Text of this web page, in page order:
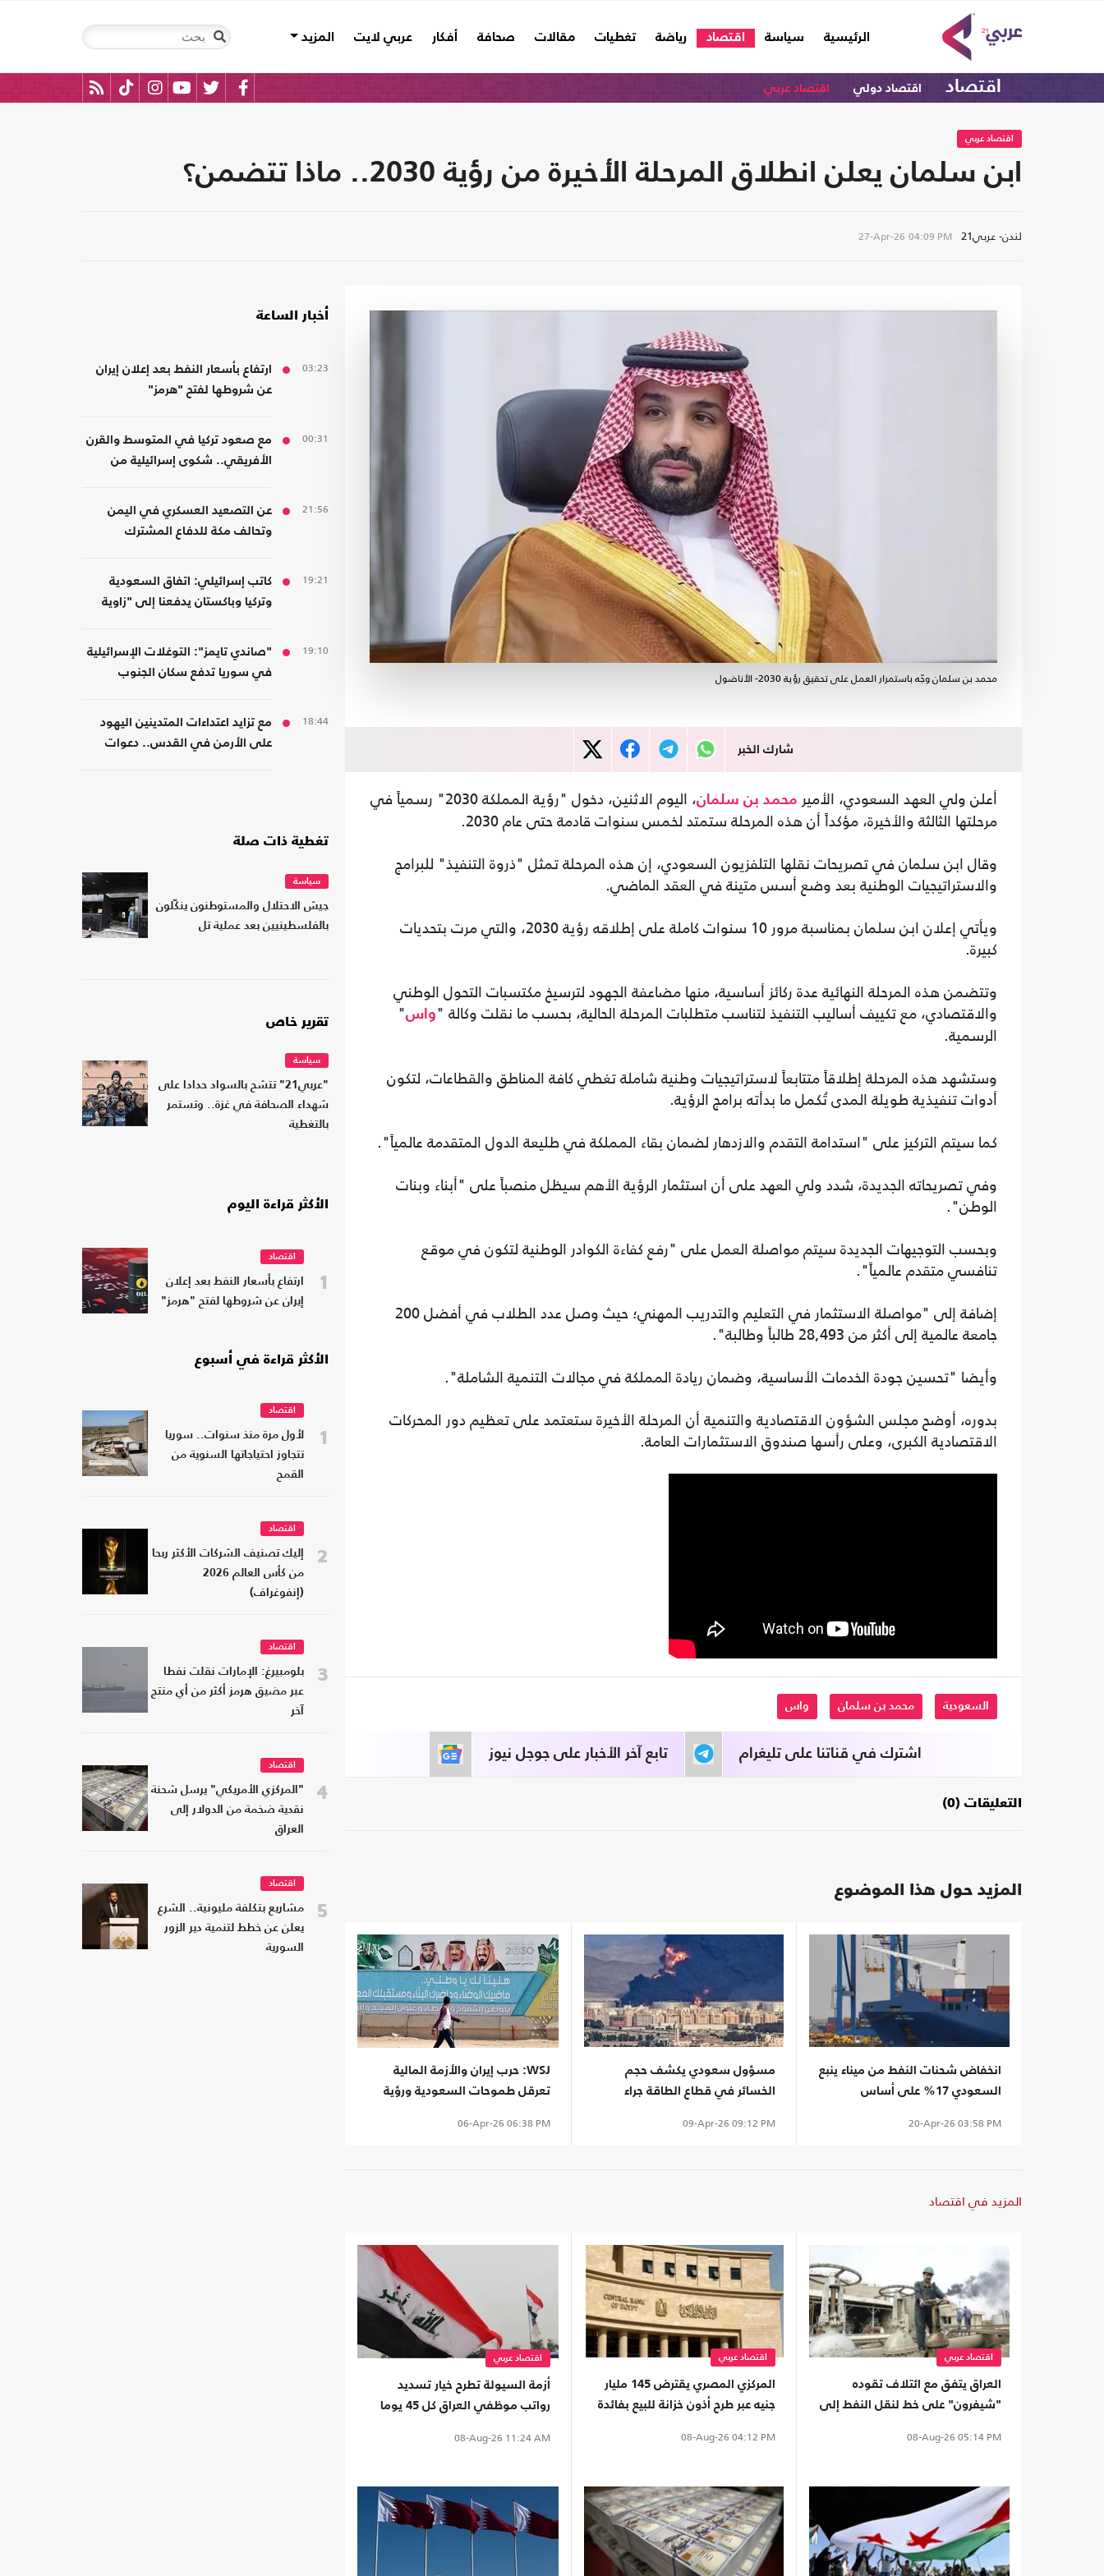
الرئيسية
(current) سياسة اقتصاد رياضة تغطيات مقالات صحافة أفكار عربي لايت المزيد
اقتصاد اقتصاد دولي اقتصاد عربي
اقتصاد عربي
ابن سلمان يعلن انطلاق المرحلة الأخيرة من رؤية 2030.. ماذا تتضمن؟
لندن- عربي21 27-Apr-26 04:09 PM
محمد بن سلمان وجّه باستمرار العمل على تحقيق رؤية 2030- الأناضول
شارك الخبر
أعلن ولي العهد السعودي، الأمير محمد بن سلمان
، اليوم الاثنين، دخول "رؤية المملكة 2030" رسمياً في
مرحلتها الثالثة والأخيرة، مؤكداً أن هذه المرحلة ستمتد لخمس سنوات قادمة حتى عام 2030.
وقال ابن سلمان في تصريحات نقلها التلفزيون السعودي، إن هذه المرحلة تمثل "ذروة التنفيذ" للبرامج
والاستراتيجيات الوطنية بعد وضع أسس متينة في العقد الماضي.
ويأتي إعلان ابن سلمان بمناسبة مرور 10 سنوات كاملة على إطلاقه رؤية 2030، والتي مرت بتحديات
كبيرة.
وتتضمن هذه المرحلة النهائية عدة ركائز أساسية، منها مضاعفة الجهود لترسيخ مكتسبات التحول الوطني
والاقتصادي، مع تكييف أساليب التنفيذ لتناسب متطلبات المرحلة الحالية، بحسب ما نقلت وكالة "واس"
الرسمية.
وستشهد هذه المرحلة إطلاقاً متتابعاً لاستراتيجيات وطنية شاملة تغطي كافة المناطق والقطاعات، لتكون
أدوات تنفيذية طويلة المدى تُكمل ما بدأته برامج الرؤية.
كما سيتم التركيز على "استدامة التقدم والازدهار لضمان بقاء المملكة في طليعة الدول المتقدمة عالمياً".
وفي تصريحاته الجديدة، شدد ولي العهد على أن استثمار الرؤية الأهم سيظل منصباً على "أبناء وبنات
الوطن".
وبحسب التوجيهات الجديدة سيتم مواصلة العمل على "رفع كفاءة الكوادر الوطنية لتكون في موقع
تنافسي متقدم عالمياً".
إضافة إلى "مواصلة الاستثمار في التعليم والتدريب المهني؛ حيث وصل عدد الطلاب في أفضل 200
جامعة عالمية إلى أكثر من 28,493 طالباً وطالبة".
وأيضا "تحسين جودة الخدمات الأساسية، وضمان ريادة المملكة في مجالات التنمية الشاملة".
بدوره، أوضح مجلس الشؤون الاقتصادية والتنمية أن المرحلة الأخيرة ستعتمد على تعظيم دور المحركات
الاقتصادية الكبرى، وعلى رأسها صندوق الاستثمارات العامة.
السعودية محمد بن سلمان واس
تابع آخر الأخبار على جوجل نيوز اشترك في قناتنا على تليغرام
التعليقات (0)
المزيد حول هذا الموضوع
انخفاض شحنات النفط من ميناء ينبع
السعودي 17% على أساس
20-Apr-26 03:58 PM
مسؤول سعودي يكشف حجم
الخسائر في قطاع الطاقة جراء
09-Apr-26 09:12 PM
WSJ: حرب إيران والأزمة المالية
تعرقل طموحات السعودية ورؤية
06-Apr-26 06:38 PM
المزيد في اقتصاد
اقتصاد عربي
العراق يتفق مع ائتلاف تقوده
"شيفرون" على خط لنقل النفط إلى
08-Aug-26 05:14 PM
اقتصاد عربي
المركزي المصري يقترض 145 مليار
جنيه عبر طرح أذون خزانة للبيع بفائدة
08-Aug-26 04:12 PM
اقتصاد عربي
أزمة السيولة تطرح خيار تسديد
رواتب موظفي العراق كل 45 يوما
08-Aug-26 11:24 AM
أخبار الساعة
03:23
ارتفاع بأسعار النفط بعد إعلان إيران
عن شروطها لفتح "هرمز"
00:31
مع صعود تركيا في المتوسط والقرن
الأفريقي.. شكوى إسرائيلية من
21:56
عن التصعيد العسكري في اليمن
وتحالف مكة للدفاع المشترك
19:21
كاتب إسرائيلي: اتفاق السعودية
وتركيا وباكستان يدفعنا إلى "زاوية
19:10
"صاندي تايمز": التوغلات الإسرائيلية
في سوريا تدفع سكان الجنوب
18:44
مع تزايد اعتداءات المتدينين اليهود
على الأرمن في القدس.. دعوات
تغطية ذات صلة
سياسة
جيش الاحتلال والمستوطنون ينكّلون
بالفلسطينيين بعد عملية تل
تقرير خاص
سياسة
"عربي21" تتشح بالسواد حدادا على
شهداء الصحافة في غزة.. وتستمر
بالتغطية
الأكثر قراءة اليوم
1
اقتصاد
ارتفاع بأسعار النفط بعد إعلان
إيران عن شروطها لفتح "هرمز"
الأكثر قراءة في أسبوع
1
اقتصاد
لأول مرة منذ سنوات.. سوريا
تتجاوز احتياجاتها السنوية من
القمح
2
اقتصاد
إليك تصنيف الشركات الأكثر ربحا
من كأس العالم 2026
(إنفوغراف)
3
اقتصاد
بلومبيرغ: الإمارات نقلت نفطا
عبر مضيق هرمز أكثر من أي منتج
آخر
4
اقتصاد
"المركزي الأمريكي" يرسل شحنة
نقدية ضخمة من الدولار إلى
العراق
5
اقتصاد
مشاريع بتكلفة مليونية.. الشرع
يعلن عن خطط لتنمية دير الزور
السورية